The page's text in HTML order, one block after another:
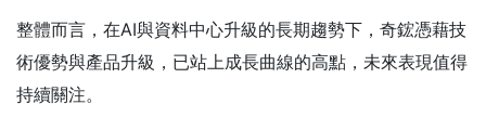
整體而言，在AI與資料中心升級的長期趨勢下，奇鋐憑藉技
術優勢與產品升級，已站上成長曲線的高點，未來表現值得
持續關注。